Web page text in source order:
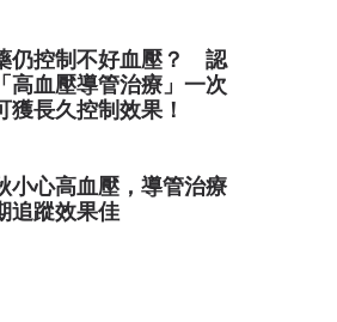
仍控制不好血壓？ 認
高血壓導管治療」一次
獲長久控制效果！
小心高血壓，導管治療
追蹤效果佳